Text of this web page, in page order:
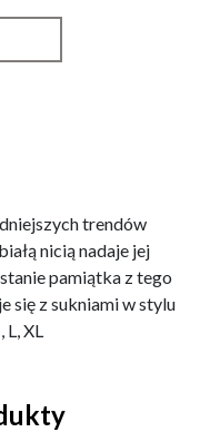
trendów
nicią nadaje jej
pamiątka z tego
się z sukniami w stylu
XL